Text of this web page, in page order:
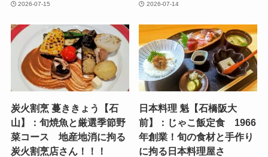
2026-07-15 2026-07-14
炭火割烹 蔓ききょう【石
山】：旬焼魚と厳選季節野
菜コース 地産地消に拘る
炭火割烹店さん！！！
日本料理 魁【石橋阪大
前】：じゃこ飯定食 1966
年創業！旬の食材と手作り
に拘る日本料理屋さ